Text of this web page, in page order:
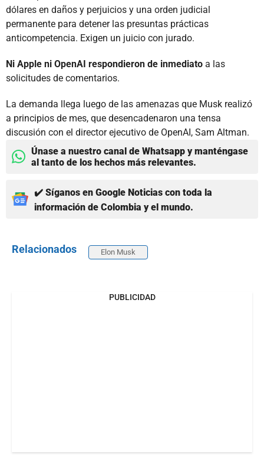
dólares en daños y perjuicios y una orden judicial
permanente para detener las presuntas prácticas
anticompetencia. Exigen un juicio con jurado.
Ni Apple ni OpenAI respondieron de inmediato a las
solicitudes de comentarios.
La demanda llega luego de las amenazas que Musk realizó
a principios de mes, que desencadenaron una tensa
discusión con el director ejecutivo de OpenAI, Sam Altman.
Únase a nuestro canal de Whatsapp y manténgase
al tanto de los hechos más relevantes.
✔️ Síganos en Google Noticias con toda la
información de Colombia y el mundo.
Relacionados Elon Musk
PUBLICIDAD